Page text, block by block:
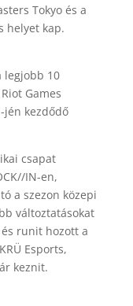
Tokyo és a
helyet kap.
legjobb 10
Games
jén kezdődő
csapat
IN-en,
a szezon közepi
változtatásokat
runit hozott a
Esports,
keznit.